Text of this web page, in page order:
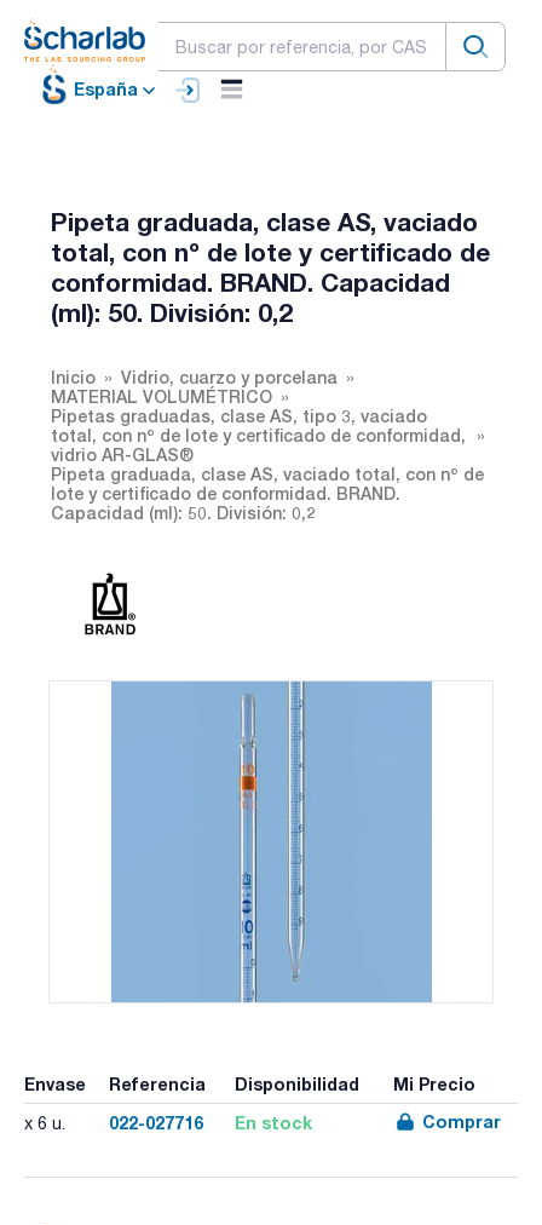
España
Pipeta graduada, clase AS, vaciado
total, con nº de lote y certificado de
conformidad. BRAND. Capacidad
(ml): 50. División: 0,2
Inicio
Vidrio, cuarzo y porcelana
MATERIAL VOLUMÉTRICO
Pipetas graduadas, clase AS, tipo 3, vaciado
total, con nº de lote y certificado de conformidad,
vidrio AR-GLAS®
Pipeta graduada, clase AS, vaciado total, con nº de
lote y certificado de conformidad. BRAND.
Capacidad (ml): 50. División: 0,2
Envase Referencia Disponibilidad Mi Precio
x 6 u. 022-027716 En stock Comprar